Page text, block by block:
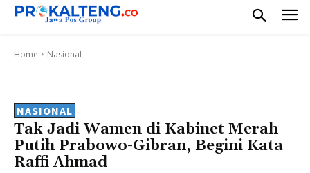
Home Nasional
NASIONAL
Tak Jadi Wamen di Kabinet Merah
Putih Prabowo-Gibran, Begini Kata
Raffi Ahmad